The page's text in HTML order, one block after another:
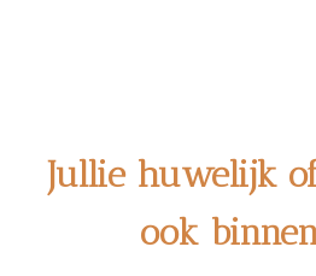
Jullie huwelijk
ook